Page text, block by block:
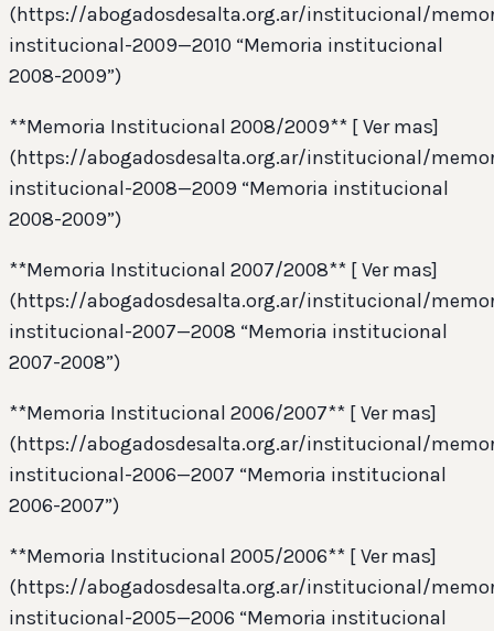
(https://abogadosdesalta.org.ar/institucional/
institucional-2009—2010 “Memoria institucional
2008-2009”)
**Memoria Institucional 2008/2009** [ Ver mas]
(https://abogadosdesalta.org.ar/institucional/
institucional-2008—2009 “Memoria institucional
2008-2009”)
**Memoria Institucional 2007/2008** [ Ver mas]
(https://abogadosdesalta.org.ar/institucional/
institucional-2007—2008 “Memoria institucional
2007-2008”)
**Memoria Institucional 2006/2007** [ Ver mas]
(https://abogadosdesalta.org.ar/institucional/
institucional-2006—2007 “Memoria institucional
2006-2007”)
**Memoria Institucional 2005/2006** [ Ver mas]
(https://abogadosdesalta.org.ar/institucional/
institucional-2005—2006 “Memoria institucional